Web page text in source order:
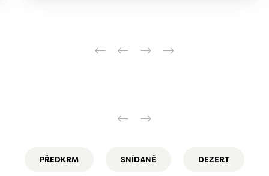
PŘEDKRM SNÍDANĚ DEZERT